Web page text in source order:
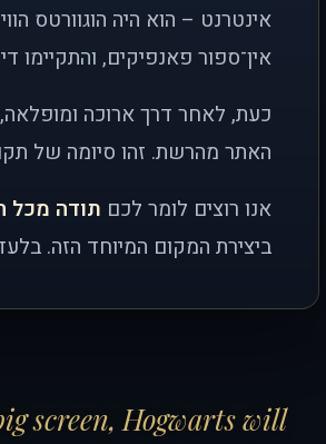
אינטרנט – הוא היה הוגוורטס
אין־ספור פאנפיקים, והתקיימו
כעת, לאחר דרך ארוכה
האתר מהרשת. זהו סיומה של
אנו רוצים לומר לכם תודה מכל
ביצירת המקום המיוחד הזה.
screen, Hogwarts will